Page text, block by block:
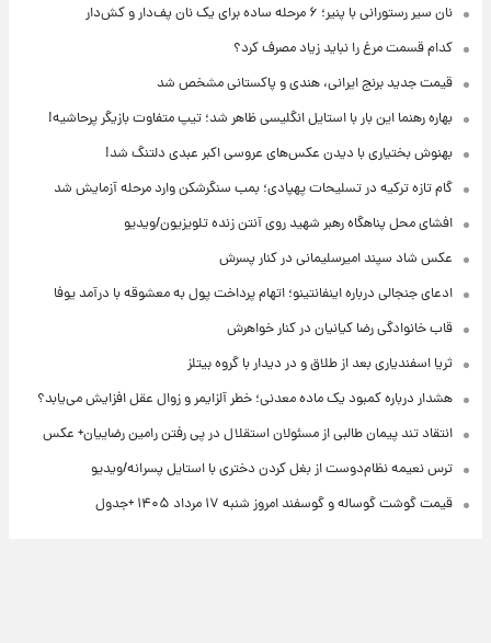
نان سیر رستورانی با پنیر؛ ۶ مرحله ساده برای یک نان پف‌دار و کش‌دار
کدام قسمت مرغ را نباید زیاد مصرف کرد؟
قیمت جدید برنج ایرانی، هندی و پاکستانی مشخص شد
بهاره رهنما این بار با استایل انگلیسی ظاهر شد؛ تیپ متفاوت بازیگر پرحاشیه!
بهنوش بختیاری با دیدن عکس‌های عروسی اکبر عبدی دلتنگ شد!
گام تازه ترکیه در تسلیحات پهپادی؛ بمب سنگرشکن وارد مرحله آزمایش شد
افشای محل پناهگاه‌ رهبر شهید روی آنتن زنده تلویزیون/ویدیو
عکس شاد سپند امیرسلیمانی در کنار پسرش
ادعای جنجالی درباره اینفانتینو؛ اتهام پرداخت پول به معشوقه با درآمد یوفا
قاب خانوادگی رضا کیانیان در کنار خواهرش
ثریا اسفندیاری بعد از طلاق و در دیدار با گروه بیتلز
هشدار درباره کمبود یک ماده معدنی؛ خطر آلزایمر و زوال عقل افزایش می‌یابد؟
انتقاد تند پیمان طالبی از مسئولان استقلال در پی رفتن رامین رضاییان+ عکس
ترس نعیمه نظام‌دوست از بغل کردن دختری با استایل پسرانه/ویدیو
قیمت گوشت گوساله و گوسفند امروز شنبه ۱۷ مرداد ۱۴۰۵ +جدول